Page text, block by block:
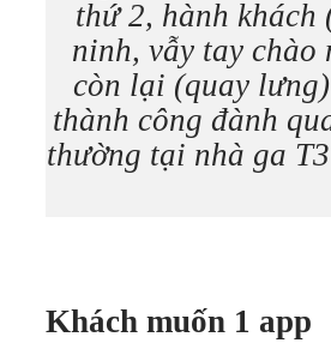
thứ 2, hành
ninh, vẫy tay chào
còn lại (quay
thành công đành
thường tại nhà ga
Khách muốn 1 app